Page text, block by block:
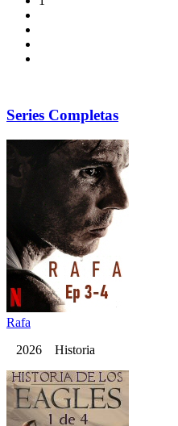
Series Completas
Rafa
2026 Historia